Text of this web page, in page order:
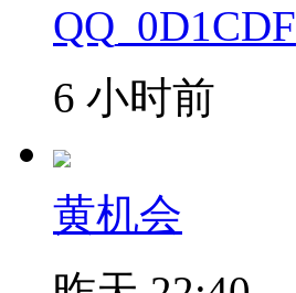
QQ_0D1CDF
6 小时前
黄机会